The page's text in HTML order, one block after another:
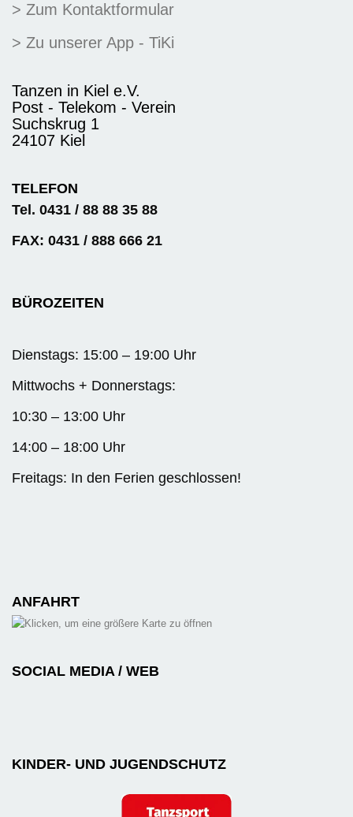
> Zum Kontaktformular
> Zu unserer App - TiKi
Tanzen in Kiel e.V.
Post - Telekom - Verein
Suchskrug 1
24107 Kiel
TELEFON
Tel. 0431 / 88 88 35 88
FAX: 0431 / 888 666 21
BÜROZEITEN
Dienstags: 15:00 – 19:00 Uhr
Mittwochs + Donnerstags:
10:30 – 13:00 Uhr
14:00 – 18:00 Uhr
Freitags: In den Ferien geschlossen!
ANFAHRT
SOCIAL MEDIA / WEB
KINDER- UND JUGENDSCHUTZ